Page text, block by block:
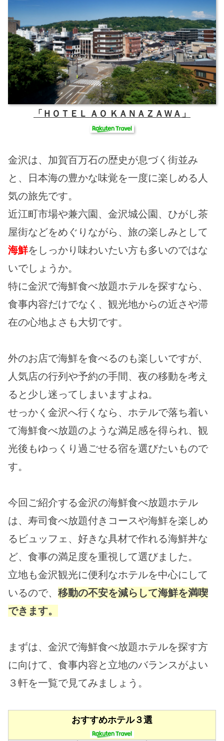
「ＨＯＴＥＬ ＡＯ ＫＡＮＡＺＡＷＡ」
金沢は、加賀百万石の歴史が息づく街並み
と、日本海の豊かな味覚を一度に楽しめる人
気の旅先です。
近江町市場や兼六園、金沢城公園、ひがし茶
屋街などをめぐりながら、旅の楽しみとして
海鮮をしっかり味わいたい方も多いのではな
いでしょうか。
特に金沢で海鮮食べ放題ホテルを探すなら、
食事内容だけでなく、観光地からの近さや滞
在の心地よさも大切です。
外のお店で海鮮を食べるのも楽しいですが、
人気店の行列や予約の手間、夜の移動を考え
ると少し迷ってしまいますよね。
せっかく金沢へ行くなら、ホテルで落ち着い
て海鮮食べ放題のような満足感を得られ、観
光後もゆっくり過ごせる宿を選びたいもので
す。
今回ご紹介する金沢の海鮮食べ放題ホテル
は、寿司食べ放題付きコースや海鮮を楽しめ
るビュッフェ、好きな具材で作れる海鮮丼な
ど、食事の満足度を重視して選びました。
立地も金沢観光に便利なホテルを中心にして
いるので、 移動の不安を減らして海鮮を満喫
できます。
まずは、金沢で海鮮食べ放題ホテルを探す方
に向けて、食事内容と立地のバランスがよい
３軒を一覧で見てみましょう。
おすすめホテル３選